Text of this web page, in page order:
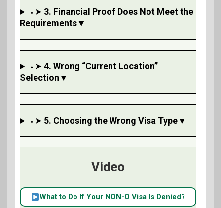
⬩➤ 3. Financial Proof Does Not Meet the
Requirements▼
⬩➤4. Wrong “Current Location”
Selection▼
⬩➤ 5. Choosing the Wrong Visa Type▼
Video
What to Do If Your NON-O Visa Is Denied?